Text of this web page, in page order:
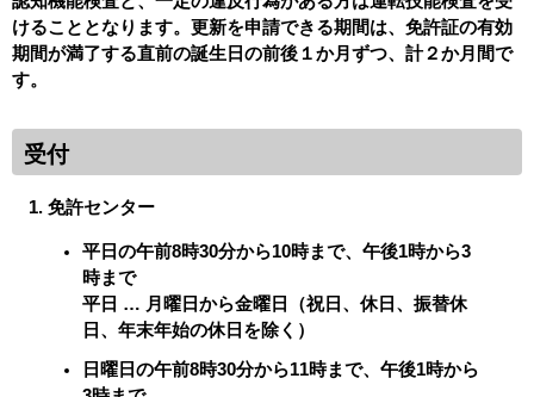
けることとなります。更新を申請できる期間は、免許証の有効
期間が満了する直前の誕生日の前後１か月ずつ、計２か月間で
す。
受付
免許センター
平日の午前8時30分から10時まで、午後1時から3
時まで
平日 … 月曜日から金曜日（祝日、休日、振替休
日、年末年始の休日を除く）
日曜日の午前8時30分から11時まで、午後1時から